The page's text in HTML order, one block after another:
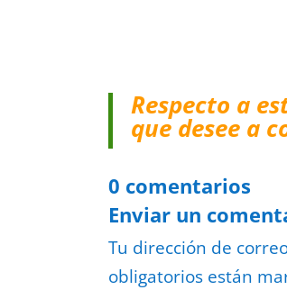
Respecto a
que desee a
0 comentarios
Enviar un
Tu dirección de
obligatorios están